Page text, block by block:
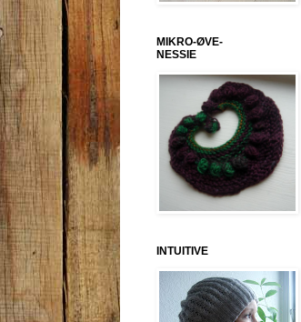
MIKRO-ØVE-
NESSIE
INTUITIVE